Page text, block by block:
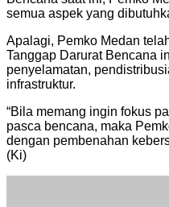
semua aspek yang
Apalagi, Pemko Medan
Tanggap Darurat Bencana
penyelamatan,
infrastruktur.
“Bila memang ingin fokus
pasca bencana, maka
dengan pembenahan
(Ki)